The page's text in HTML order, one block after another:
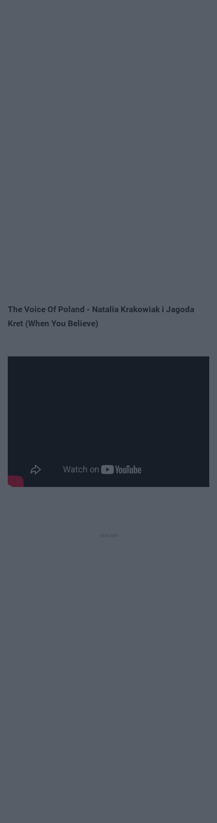
The Voice Of Poland - Natalia Krakowiak i Jagoda
Kret (When You Believe)